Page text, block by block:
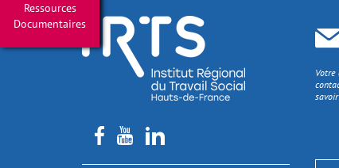
Ressources
Documentaires
Votre